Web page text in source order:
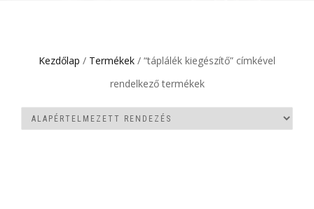
Kezdőlap / Termékek / “táplálék kiegészítő” címkével
rendelkező termékek